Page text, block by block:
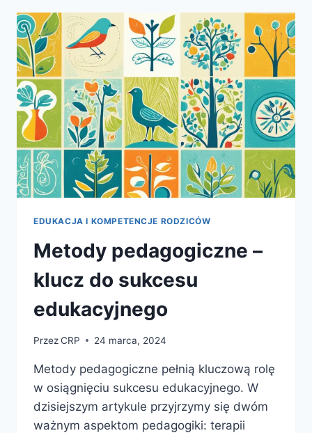
DOROSŁYCH
–
TERAPIA
RĘKI,
ĆWICZENIA,
REHABILITACJA
W
2026
R.
EDUKACJA I KOMPETENCJE RODZICÓW
Metody pedagogiczne –
klucz do sukcesu
edukacyjnego
PrzezCRP 24 marca, 2024
Metody pedagogiczne pełnią kluczową rolę
w osiągnięciu sukcesu edukacyjnego. W
dzisiejszym artykule przyjrzymy się dwóm
ważnym aspektom pedagogiki: terapii